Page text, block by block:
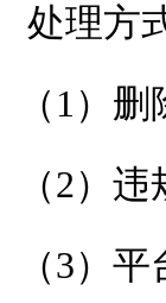
处理方
（1）
（2）
（3）平